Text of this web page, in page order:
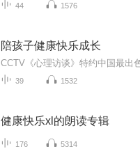
44 1576
陪孩子健康快乐成长
39 1532
健康快乐xl的朗读专辑
176 5314